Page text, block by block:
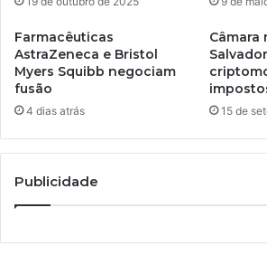
Farmacêuticas
AstraZeneca e Bristol
Myers Squibb negociam
fusão
4 dias atrás
Câmara
15 de
Publicidade